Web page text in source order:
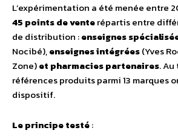
L’expérimentation a été menée entre
45 points de venterépartis entre
de distribution :enseignes
Nocibé),enseignes intégrées(Yves
Zone)et pharmacies partenaires.
références produits parmi 13 marques
dispositif.
Le principe testé: